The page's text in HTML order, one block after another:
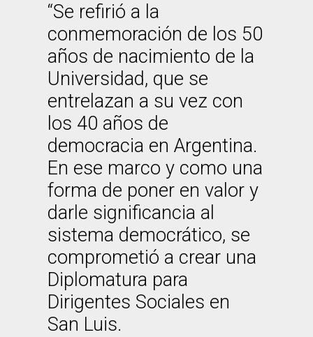
“Se refirió a la
conmemoración de los 50
años de nacimiento de la
Universidad, que se
entrelazan a su vez con
los 40 años de
democracia en Argentina.
En ese marco y como una
forma de poner en valor y
darle significancia al
sistema democrático, se
comprometió a crear una
Diplomatura para
Dirigentes Sociales en
San Luis.